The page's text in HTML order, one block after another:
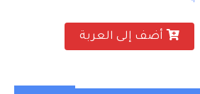
أضف إلى العربة